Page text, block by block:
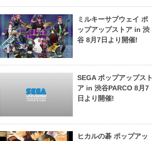
ミルキーサブウェイ ポ
ップアップストア in 渋
谷 8月7日より開催!
SEGA ポップアップスト
ア in 渋谷PARCO 8月7
日より開催!
ヒカルの碁 ポップアッ